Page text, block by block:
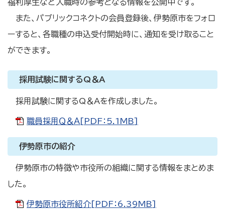
福利厚生など入職時の参考となる情報を公開中です。
また、パブリックコネクトの会員登録後、伊勢原市をフォロ
ーすると、各職種の申込受付開始時に、通知を受け取ること
ができます。
採用試験に関するQ＆A
採用試験に関するQ＆Aを作成しました。
職員採用Ｑ＆Ａ[PDF：5.1MB]
伊勢原市の紹介
伊勢原市の特徴や市役所の組織に関する情報をまとめま
した。
伊勢原市役所紹介[PDF：6.39MB]